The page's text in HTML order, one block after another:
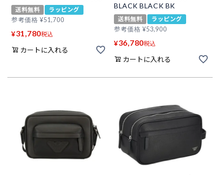
送料無料
ラッピング
参考価格 ¥51,700
¥31,780税込
カートに入れる
BLACK BLACK BK
送料無料
ラッピング
参考価格 ¥53,900
¥36,780税込
カートに入れる